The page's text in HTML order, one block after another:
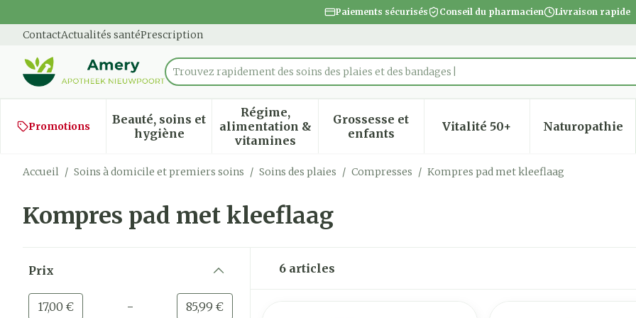
Paiements sécurisés Conseil du pharmacien Livraison rapide
ContactActualités santéPrescription
Rechercher
Trouvez rapidement des soins des plaies et des bandages
Promotions
Beauté, soins et
hygièneAfficher le sous-menu pour la catégorie Beauté, soins et hygiène
Régime,
alimentation &
vitamines
Afficher le sous-menu pour la catégorie Régime,
Grossesse et
enfantsAfficher le sous-menu pour la catégorie
Vitalité 50+Afficher le sous-menu
Naturopathie
Afficher
Accueil / Soins à domicile et premiers soins / Soins des plaies / Compresses / Kompres pad met kleeflaag
Kompres pad met kleeflaag
Prix
Valeur minimale
17,00 € - Valeur maximale
85,99 €
6 articles